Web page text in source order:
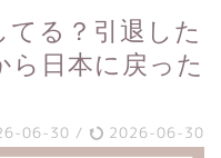
る？引退した
ら日本に戻った
06-30 / 2026-06-30